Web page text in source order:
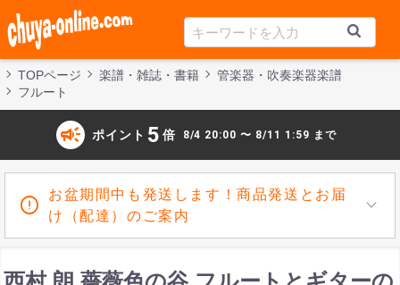
TOPページ 楽譜・雑誌・書籍
管楽器・吹奏楽器楽譜
フルート
campaign ポイント 5 倍 8/4 20:00 〜 8/11 1:59 まで
お盆期間中も発送します！商品発送とお届
け（配達）のご案内